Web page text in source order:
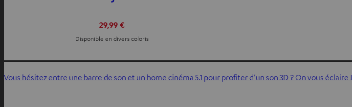
29,99 €
Disponible en divers coloris
Vous hésitez entre une barre de son et un home cinéma 5.1 pour profiter d’un son 3D ? On vous éclaire !